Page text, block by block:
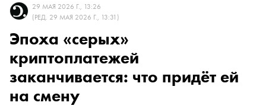
29 МАЯ 2026 Г., 13:26
(РЕД. 29 МАЯ 2026 Г., 13:31)
Эпоха «серых»
криптоплатежей
заканчивается: что придёт ей
на смену